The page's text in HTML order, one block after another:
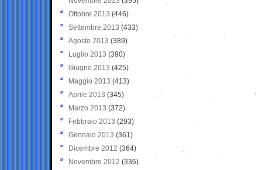
Ottobre 2013 (446)
Settembre 2013 (433)
Agosto 2013 (389)
Luglio 2013 (390)
Giugno 2013 (425)
Maggio 2013 (413)
Aprile 2013 (345)
Marzo 2013 (372)
Febbraio 2013 (293)
Gennaio 2013 (361)
Dicembre 2012 (364)
Novembre 2012 (336)